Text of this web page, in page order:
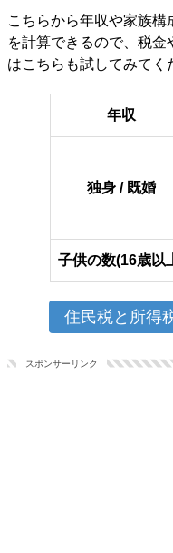
こちらから年収や家族
を計算できるので、税
はこちらも試してみてく
年収
独身 / 既婚
子供の数(16歳以
スポンサーリンク